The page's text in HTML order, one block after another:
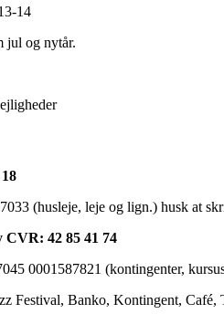
14
jul og nytår.
(husleje, leje og lign.) husk at
CVR: 42 85 41 74
0001587821 (kontingenter,
Festival, Banko, Kontingent,